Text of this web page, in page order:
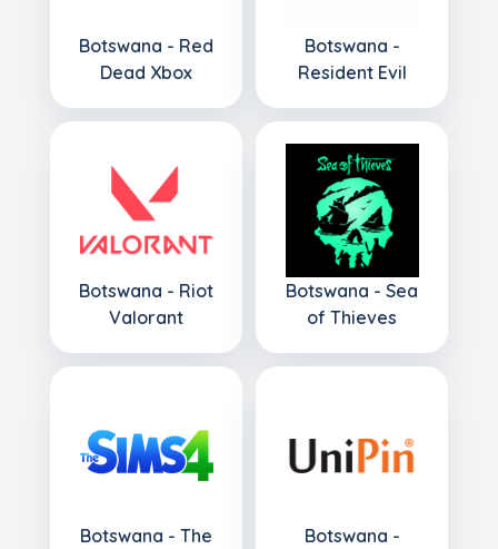
Botswana - Red
Dead Xbox
Botswana -
Resident Evil
Botswana - Riot
Valorant
Botswana - Sea
of Thieves
Botswana - The
Botswana -